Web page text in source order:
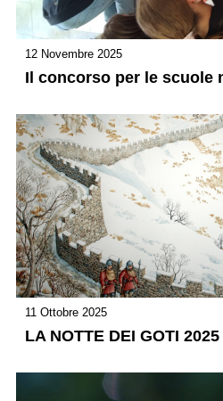
12 Novembre 2025
Il concorso per le scuole
11 Ottobre 2025
LA NOTTE DEI GOTI 2025